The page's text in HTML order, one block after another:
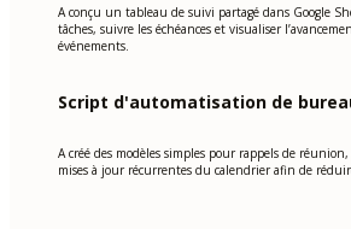
A conçu un tableau de suivi partagé dans Google
tâches, suivre les échéances et visualiser
événements.
Script d'automatisation de
A créé des modèles simples pour rappels de
mises à jour récurrentes du calendrier afin de